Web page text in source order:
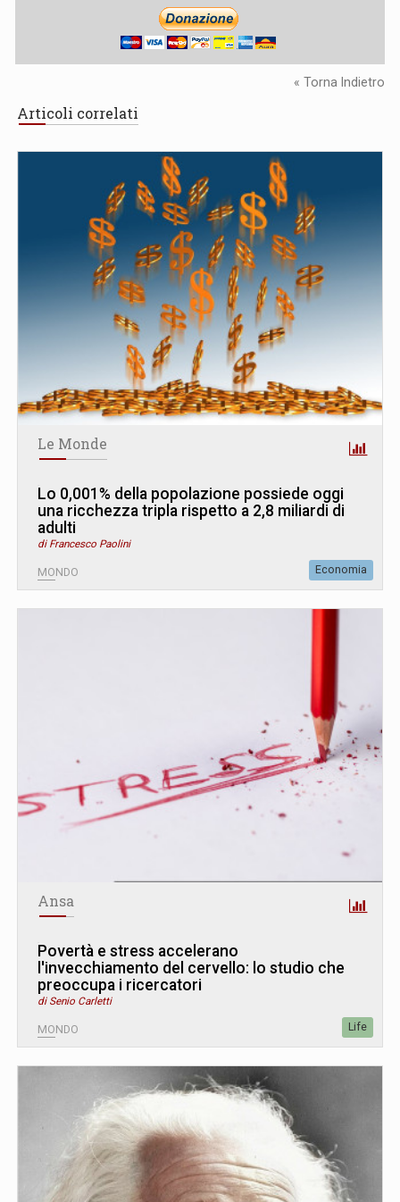
« Torna Indietro
Articoli correlati
Le Monde
Lo 0,001% della popolazione possiede oggi
una ricchezza tripla rispetto a 2,8 miliardi di
adulti
di Francesco Paolini
MONDO Economia
Ansa
Povertà e stress accelerano
l'invecchiamento del cervello: lo studio che
preoccupa i ricercatori
di Senio Carletti
MONDO Life